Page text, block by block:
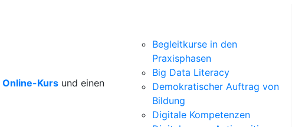
Online-Kurs und einen
Begleitkurse in den
Praxisphasen
Big Data Literacy
Demokratischer Auftrag von
Bildung
Digitale Kompetenzen